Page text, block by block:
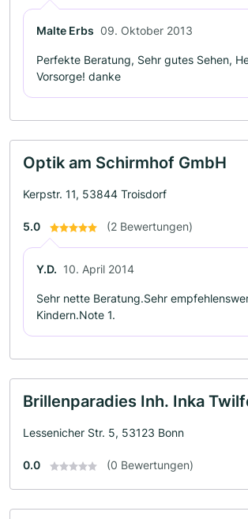
Malte Erbs 09. Oktober 2013
Perfekte Beratung, Sehr gutes Sehen,
Vorsorge! danke
Optik am Schirmhof GmbH
Kerpstr. 11, 53844 Troisdorf
5.0 (2 Bewertungen)
Y.D. 10. April 2014
Sehr nette Beratung.Sehr
Kindern.Note 1.
Brillenparadies Inh. Inka
Lessenicher Str. 5, 53123 Bonn
0.0 (0 Bewertungen)